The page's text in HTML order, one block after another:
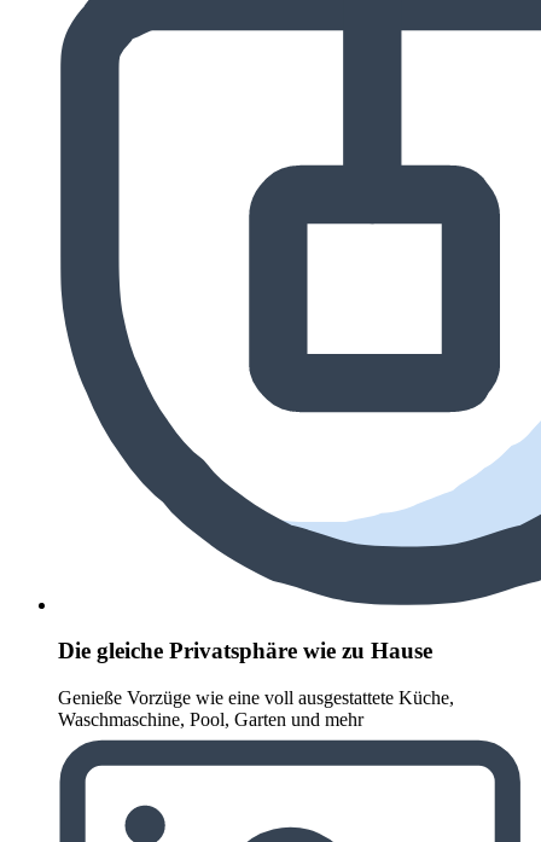
Die gleiche Privatsphäre wie zu Hause
Genieße Vorzüge wie eine voll ausgestattete Küche,
Waschmaschine, Pool, Garten und mehr